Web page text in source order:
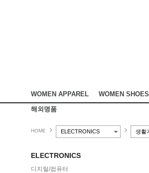
WOMEN APPAREL WOMEN SHOES
해외명품
HOME ELECTRONICS 생활
ELECTRONICS
디지털/컴퓨터